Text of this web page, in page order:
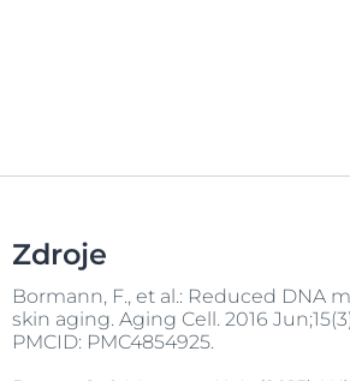
Zdroje
Bormann, F., et al.: Reduced
skin aging. Aging Cell. 2016
PMCID: PMC4854925.